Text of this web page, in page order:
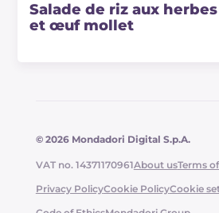
Salade de riz aux
et œuf mollet
© 2026 Mondadori Digital S.p.A.
VAT no. 14371170961About usTerms
Privacy PolicyCookie PolicyCookie